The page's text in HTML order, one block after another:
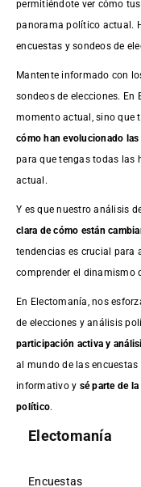
permitiéndote ver cómo
panorama político actual.
encuestas y sondeos de
Mantente informado con
sondeos de elecciones. En
momento actual, sino que
cómo han evolucionado
para que tengas todas las
actual.
Y es que nuestro análisis
clara de cómo están
tendencias es crucial para
comprender el dinamismo
En Electomanía, nos
de elecciones y análisis
participación activa y
al mundo de las encuestas
informativo y sé parte de
político.
Electomanía
Encuestas